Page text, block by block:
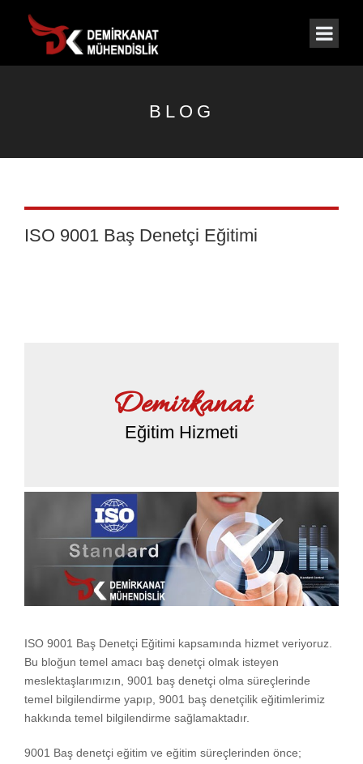
BLOG
ISO 9001 Baş Denetçi Eğitimi
Demirkanat
Eğitim Hizmeti
ISO 9001 Baş Denetçi Eğitimi kapsamında hizmet veriyoruz.
Bu bloğun temel amacı baş denetçi olmak isteyen
meslektaşlarımızın, 9001 baş denetçi olma süreçlerinde
temel bilgilendirme yapıp, 9001 baş denetçilik eğitimlerimiz
hakkında temel bilgilendirme sağlamaktadır.
9001 Baş denetçi eğitim ve eğitim süreçlerinden önce;